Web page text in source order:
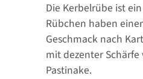
Die Kerbelrübe ist
Rübchen haben
Geschmack nach
mit dezenter
Pastinake.